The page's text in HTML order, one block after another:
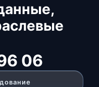
06